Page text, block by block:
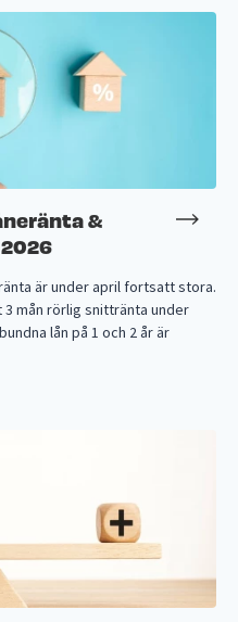
&
är under april fortsatt stora.
mån rörlig snittränta under
lån på 1 och 2 år är